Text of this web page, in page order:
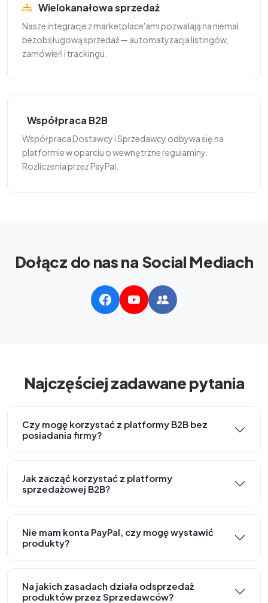
Wielokanałowa sprzedaż
Nasze integracje z marketplace'ami pozwalają na niemal
bezobsługową sprzedaż — automatyzacja listingów,
zamówień i trackingu.
Współpraca B2B
Współpraca Dostawcy i Sprzedawcy odbywa się na
platformie w oparciu o wewnętrzne regulaminy.
Rozliczenia przez PayPal.
Dołącz do nas na Social Mediach
Najczęściej zadawane pytania
Czy mogę korzystać z platformy B2B bez
posiadania firmy?
Jak zacząć korzystać z platformy
sprzedażowej B2B?
Nie mam konta PayPal, czy mogę wystawić
produkty?
Na jakich zasadach działa odsprzedaż
produktów przez Sprzedawców?